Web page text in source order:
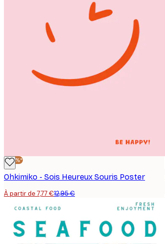
-40%*
Ohkimiko - Sois Heureux Souris Poster
À partir de 7,77 €12,95 €